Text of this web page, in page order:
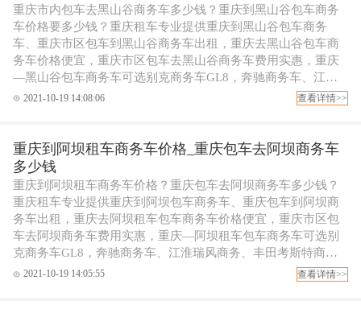
重庆市内包车去黑山谷商务车多少钱？重庆到黑山谷包车商务
车价格要多少钱？重庆租车专业提供重庆到黑山谷包车商务
车、重庆市区包车到黑山谷商务车出租，重庆去黑山谷包车商
务车价格便宜，重庆市区包车去黑山谷商务车费用实惠，重庆
—黑山谷包车商务车可选别克商务车GL8，奔驰商务车、江淮
瑞风商务、丰田考斯特商务包车等，可配专职代驾司机，欢迎
2021-10-19 14:08:06 查看详情>>
重庆到阿坝租车商务车价格_重庆包车去阿坝商务车
多少钱
重庆到阿坝租车商务车价格？重庆包车去阿坝商务车多少钱？
重庆租车专业提供重庆到阿坝包车商务车、重庆包车到阿坝商
务车出租，重庆去阿坝租车包车商务车价格便宜，重庆市区包
车去阿坝商务车费用实惠，重庆—阿坝租车包车商务车可选别
克商务车GL8，奔驰商务车、江淮瑞风商务、丰田考斯特商务
包车等，可配专职代驾司机，欢迎拨打重庆租车电话订车！
2021-10-19 14:05:55 查看详情>>